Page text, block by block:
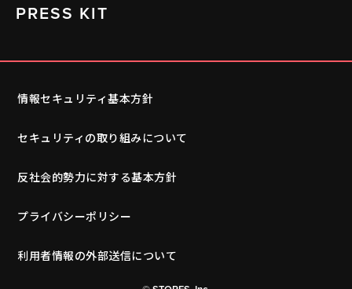
PRESS KIT
情報セキュリティ基本方針
セキュリティの取り組みについて
反社会的勢力に対する基本方針
プライバシーポリシー
利用者情報の外部送信について